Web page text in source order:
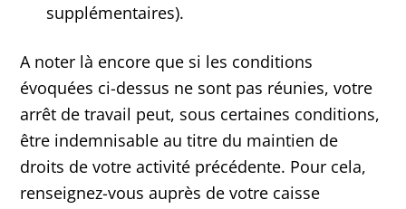
supplémentaires).
A noter là encore que si les conditions
évoquées ci-dessus ne sont pas réunies, votre
arrêt de travail peut, sous certaines conditions,
être indemnisable au titre du maintien de
droits de votre activité précédente. Pour cela,
renseignez-vous auprès de votre caisse